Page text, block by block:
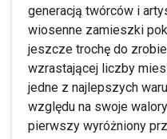
generacją twórców i
wiosenne zamieszki
jeszcze trochę do
wzrastającej liczby
jedne z najlepszych
względu na swoje
pierwszy wyróżniony